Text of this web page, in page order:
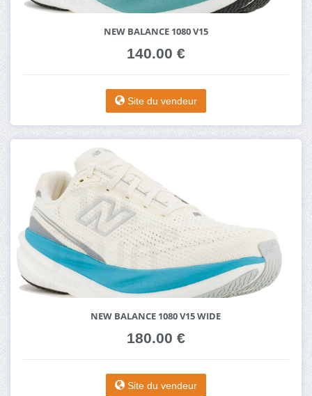
NEW BALANCE 1080 V15
140.00 €
Site du vendeur
NEW BALANCE 1080 V15 WIDE
180.00 €
Site du vendeur